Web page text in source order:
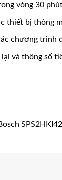
vòng 30
thiết bị thông
chương trình
và thông số